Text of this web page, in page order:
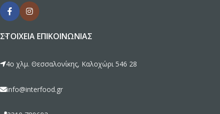
ΣΤΟΙΧΕΊΑ ΕΠΙΚΟΙΝΩΝΊΑΣ
4ο χλμ. Θεσσαλονίκης, Καλοχώρι 546 28
info@interfood.gr